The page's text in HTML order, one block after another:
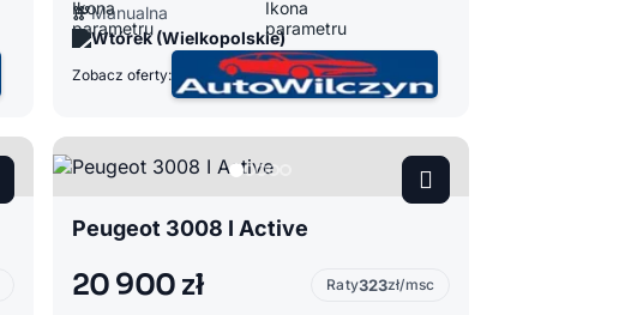
Manualna
Wtórek (Wielkopolskie)
Zobacz oferty:
Peugeot 3008 I Active
20 900 zł Raty323zł/msc